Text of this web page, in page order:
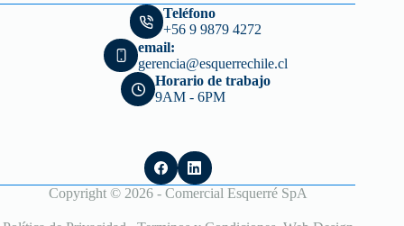
Teléfono
+56 9 9879 4272
email:
gerencia@esquerrechile.cl
Horario de trabajo
9AM - 6PM
Copyright © 2026 - Comercial Esquerré SpA